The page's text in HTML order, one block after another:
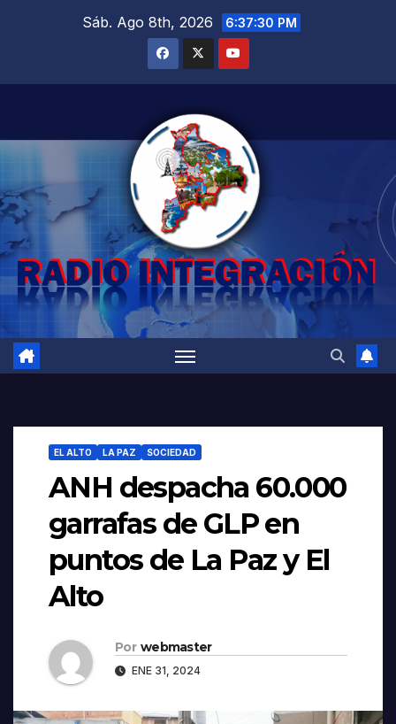
Sáb. Ago 8th, 2026 6:37:31 PM
EL ALTO LA PAZ SOCIEDAD
ANH despacha 60.000
garrafas de GLP en
puntos de La Paz y El
Alto
Por webmaster
ENE 31, 2024